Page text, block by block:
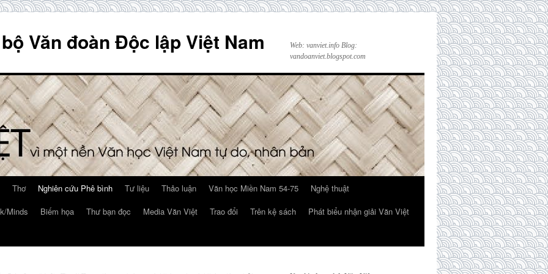
Văn đoàn Độc lập Việt Nam
Web: vanviet.info Blog:
vandoanviet.blogspot.com
Thơ Nghiên cứu Phê bình Tư liệu Thảo luận Văn học Miền Nam 54-75
Nghệ thuật
Minds Biếm họa Thư bạn đọc Media Văn Việt Trao đổi Trên kệ sách
Phát biểu nhận giải Văn Việt